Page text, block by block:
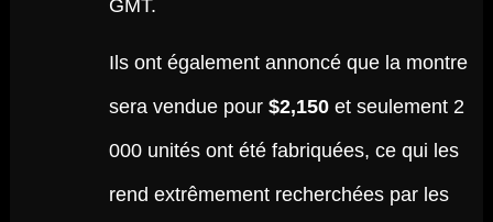
GMT.
Ils ont également annoncé que la montre
sera vendue pour $2,150et seulement 2
000 unités ont été fabriquées, ce qui les
rend extrêmement recherchées par les